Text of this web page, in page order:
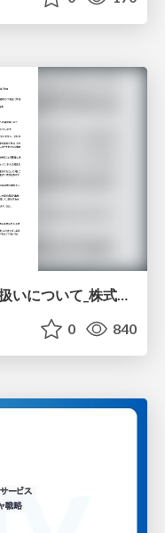
採用応募者の個人情報保護の取扱いについて_株式会社TVer
0 840